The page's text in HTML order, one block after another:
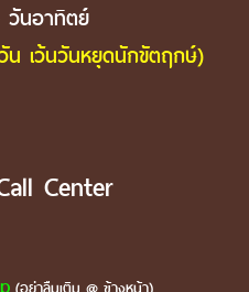
นอาทิตย์
เว้นวันหยุดนักขัตฤกษ์)
Center